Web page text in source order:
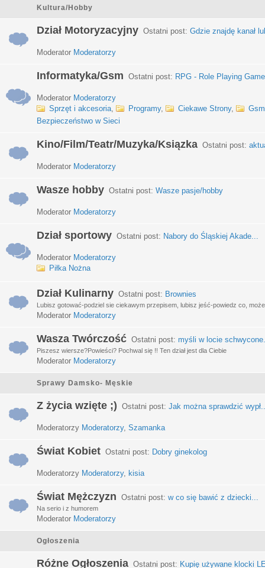
Kultura/Hobby
Dział Motoryzacyjny Ostatni post: Gdzie znajdę kanał
Moderator Moderatorzy
Informatyka/Gsm Ostatni post: RPG - Role Playing
Moderator Moderatorzy
Sprzęt i akcesoria, Programy, Ciekawe Strony,
Gsm
Bezpieczeństwo w Sieci
Kino/Film/Teatr/Muzyka/Ksiązka Ostatni post:
Moderator Moderatorzy
Wasze hobby Ostatni post: Wasze pasje/hobby
Moderator Moderatorzy
Dział sportowy Ostatni post: Nabory do Śląskiej Akade...
Moderator Moderatorzy
Piłka Nożna
Dział Kulinarny Ostatni post: Brownies
Lubisz gotować-podziel sie ciekawym przepisem, lubisz jeść-powiedz co,
Moderator Moderatorzy
Wasza Twórczość Ostatni post: myśli w locie
Piszesz wiersze?Powieści? Pochwal się !! Ten dział jest dla Ciebie
Moderator Moderatorzy
Sprawy Damsko- Męskie
Z życia wzięte ;) Ostatni post: Jak można sprawdzić
Moderatorzy Moderatorzy, Szamanka
Świat Kobiet Ostatni post: Dobry ginekolog
Moderatorzy Moderatorzy, kisia
Świat Mężczyzn Ostatni post: w co się bawić z dziecki...
Na serio i z humorem
Moderator Moderatorzy
Ogłoszenia
Różne Ogłoszenia Ostatni post: Kupię używane klocki